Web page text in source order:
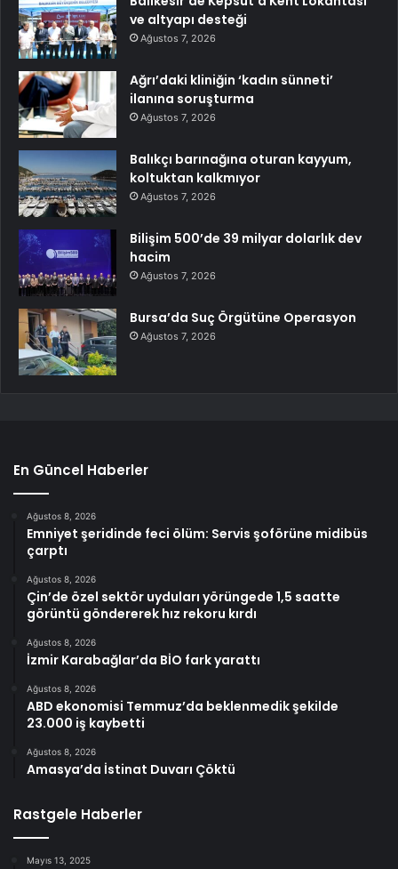
ve altyapı desteği
Ağustos 7, 2026
Ağrı’daki kliniğin ‘kadın sünneti’
ilanına soruşturma
Ağustos 7, 2026
Balıkçı barınağına oturan kayyum,
koltuktan kalkmıyor
Ağustos 7, 2026
Bilişim 500’de 39 milyar dolarlık dev
hacim
Ağustos 7, 2026
Bursa’da Suç Örgütüne Operasyon
Ağustos 7, 2026
En Güncel Haberler
Ağustos 8, 2026
Emniyet şeridinde feci ölüm: Servis şoförüne midibüs
çarptı
Ağustos 8, 2026
Çin’de özel sektör uyduları yörüngede 1,5 saatte
görüntü göndererek hız rekoru kırdı
Ağustos 8, 2026
İzmir Karabağlar’da BİO fark yarattı
Ağustos 8, 2026
ABD ekonomisi Temmuz’da beklenmedik şekilde
23.000 iş kaybetti
Ağustos 8, 2026
Amasya’da İstinat Duvarı Çöktü
Rastgele Haberler
Mayıs 13, 2025